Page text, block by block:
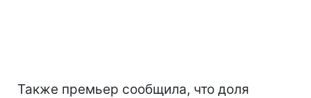
Также премьер сообщила, что доля